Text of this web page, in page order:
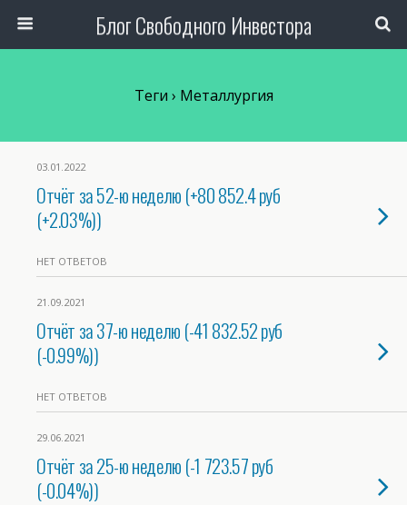
Блог Свободного Инвестора
Теги › Металлургия
03.01.2022
Отчёт за 52-ю неделю (+80 852.4 руб
(+2.03%))
НЕТ ОТВЕТОВ
21.09.2021
Отчёт за 37-ю неделю (-41 832.52 руб
(-0.99%))
НЕТ ОТВЕТОВ
29.06.2021
Отчёт за 25-ю неделю (-1 723.57 руб
(-0.04%))